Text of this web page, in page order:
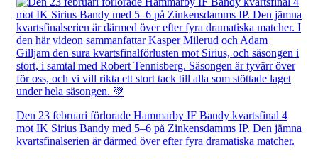
Den 23 februari förlorade Hammarby IF Bandy kvartsfinal 4
mot IK Sirius Bandy med 5–6 på Zinkensdamms IP. Den jämna
kvartsfinalserien är därmed över efter fyra dramatiska matcher.